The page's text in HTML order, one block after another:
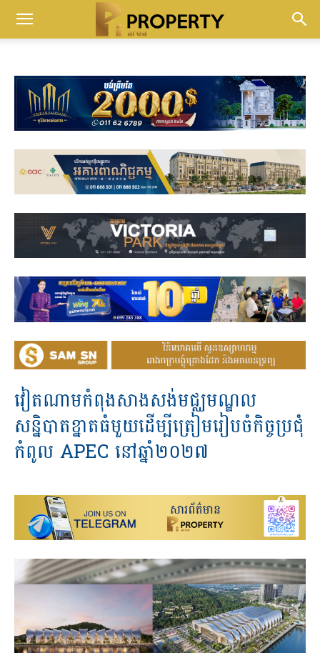
វៀតណាម​កំពុង​សាងសង់​មជ្ឈមណ្ឌល​
សន្និបាត​ខ្នាត​ធំ​មួយ​ដើម្បី​ត្រៀម​រៀប​ចំ​កិច្ច​ប្រជុំ
កំពូល​ APEC ​នៅ​ឆ្នាំ​២០២៧